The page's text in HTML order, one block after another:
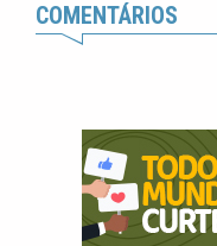
COMENTÁRIOS